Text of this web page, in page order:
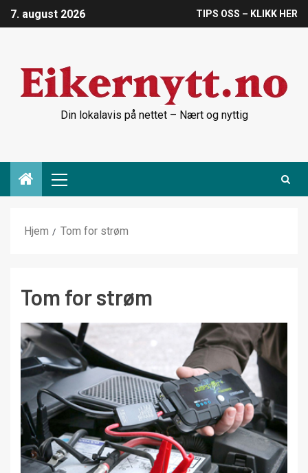
7. august 2026 TIPS OSS – KLIKK HER
Din lokalavis på nettet – Nært og nyttig
Hjem Tom for strøm
Tom for strøm